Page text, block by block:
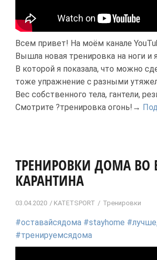
Всем привет! На моём канале
Вышла новая тренировка на ноги и
В которой я показала, что можно
тоже упражнение с разными
Вес собственного тела, гантели,
Смотрите ?тренировка огонь!→
ТРЕНИРОВКИ ДОМА ВО
КАРАНТИНА
03.04.2020 KATETSPORT Тренировки
#оставайсядома #stayhome
#тренируемсядома